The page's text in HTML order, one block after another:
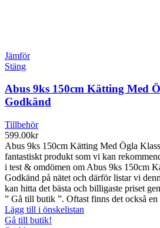
Jämför
Stäng
Abus 9ks 150cm Kätting Med
Godkänd
Tillbehör
599.00kr
Abus 9ks 150cm Kätting Med Ögla
fantastiskt produkt som vi kan
i test & omdömen om Abus 9ks 150cm
Godkänd på nätet och därför listar vi
kan hitta det bästa och billigaste priset
” Gå till butik ”. Oftast finns det också
Lägg till i önskelistan
Gå till butik!